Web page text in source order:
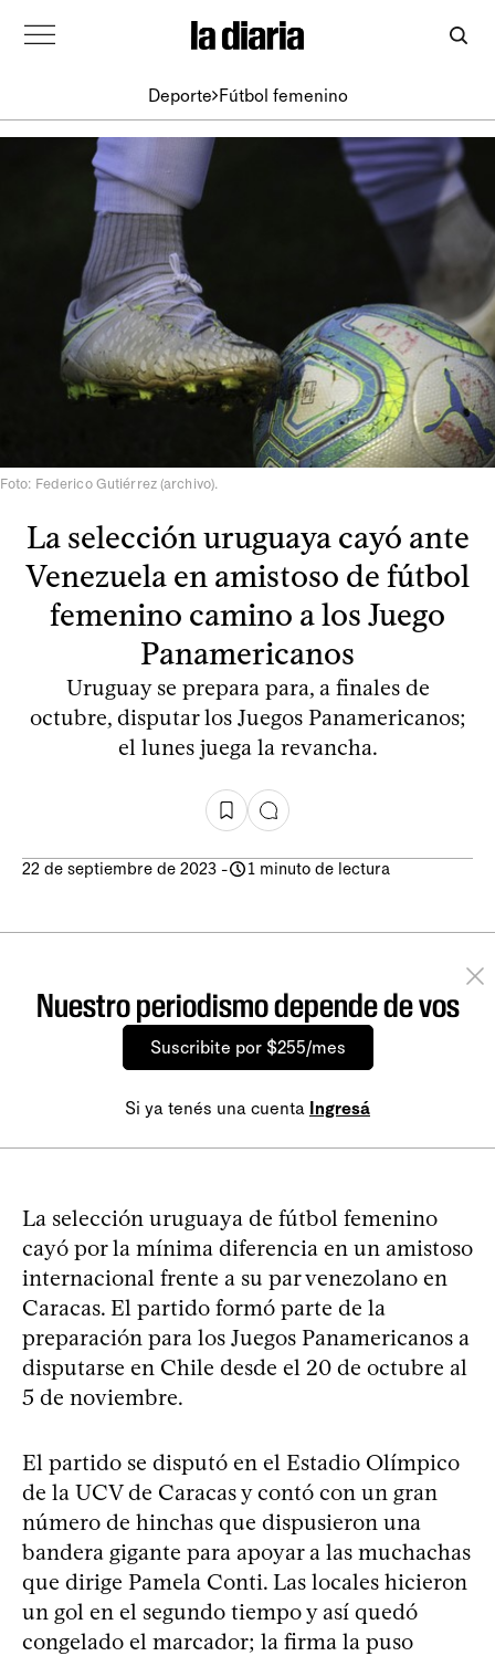
Deporte Fútbol femenino
Foto: Federico Gutiérrez (archivo).
La selección uruguaya cayó ante
Venezuela en amistoso de fútbol
femenino camino a los Juego
Panamericanos
Uruguay se prepara para, a finales de
octubre, disputar los Juegos Panamericanos;
el lunes juega la revancha.
22 de septiembre de 2023 - 1 minuto de lectura
Nuestro periodismo depende de vos
Suscribite por $255/mes
Si ya tenés una cuenta Ingresá
La selección uruguaya de fútbol femenino
cayó por la mínima diferencia en un amistoso
internacional frente a su par venezolano en
Caracas. El partido formó parte de la
preparación para los Juegos Panamericanos a
disputarse en Chile desde el 20 de octubre al
5 de noviembre.
El partido se disputó en el Estadio Olímpico
de la UCV de Caracas y contó con un gran
número de hinchas que dispusieron una
bandera gigante para apoyar a las muchachas
que dirige Pamela Conti. Las locales hicieron
un gol en el segundo tiempo y así quedó
congelado el marcador; la firma la puso